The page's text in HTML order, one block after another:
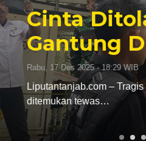
Diri Di
- 18:29 WIB
– Tragis seorang Pria inisial